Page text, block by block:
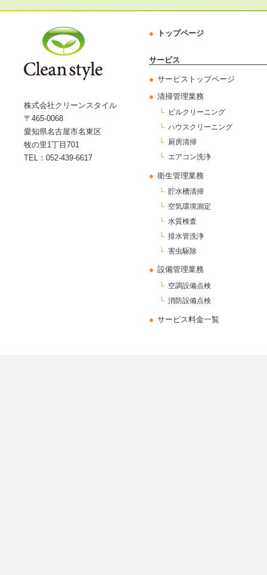
株式会社クリーンスタイル
〒465-0068
愛知県名古屋市名東区
牧の里1丁目701
TEL：052-439-6617
トップページ
サービス
サービストップページ
清掃管理業務
ビルクリーニング
ハウスクリーニング
厨房清掃
エアコン洗浄
衛生管理業務
貯水槽清掃
空気環境測定
水質検査
排水管洗浄
害虫駆除
設備管理業務
空調設備点検
消防設備点検
サービス料金一覧